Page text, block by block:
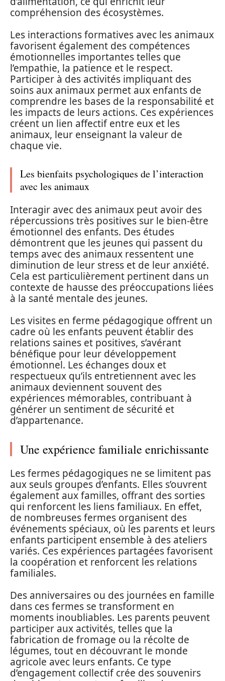
compréhension des écosystèmes.
Les interactions formatives avec les animaux
favorisent également des compétences
émotionnelles importantes telles que
l’empathie, la patience et le respect.
Participer à des activités impliquant des
soins aux animaux permet aux enfants de
comprendre les bases de la responsabilité et
les impacts de leurs actions. Ces expériences
créent un lien affectif entre eux et les
animaux, leur enseignant la valeur de
chaque vie.
Les bienfaits psychologiques de l’interaction
avec les animaux
Interagir avec des animaux peut avoir des
répercussions très positives sur le bien-être
émotionnel des enfants. Des études
démontrent que les jeunes qui passent du
temps avec des animaux ressentent une
diminution de leur stress et de leur anxiété.
Cela est particulièrement pertinent dans un
contexte de hausse des préoccupations liées
à la santé mentale des jeunes.
Les visites en ferme pédagogique offrent un
cadre où les enfants peuvent établir des
relations saines et positives, s’avérant
bénéfique pour leur développement
émotionnel. Les échanges doux et
respectueux qu’ils entretiennent avec les
animaux deviennent souvent des
expériences mémorables, contribuant à
générer un sentiment de sécurité et
d’appartenance.
Une expérience familiale enrichissante
Les fermes pédagogiques ne se limitent pas
aux seuls groupes d’enfants. Elles s’ouvrent
également aux familles, offrant des sorties
qui renforcent les liens familiaux. En effet,
de nombreuses fermes organisent des
événements spéciaux, où les parents et leurs
enfants participent ensemble à des ateliers
variés. Ces expériences partagées favorisent
la coopération et renforcent les relations
familiales.
Des anniversaires ou des journées en famille
dans ces fermes se transforment en
moments inoubliables. Les parents peuvent
participer aux activités, telles que la
fabrication de fromage ou la récolte de
légumes, tout en découvrant le monde
agricole avec leurs enfants. Ce type
d’engagement collectif crée des souvenirs